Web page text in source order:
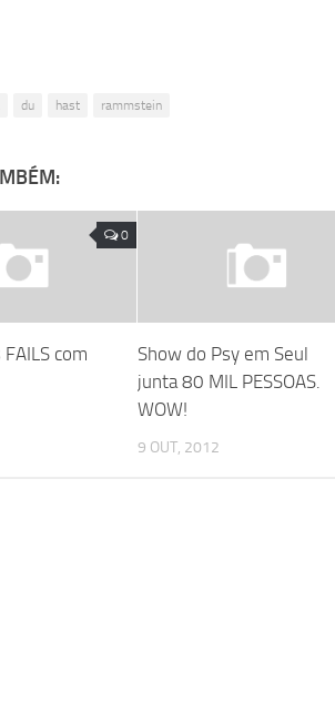
du hast rammstein
0
com
Show do Psy em Seul
junta 80 MIL PESSOAS.
WOW!
9 OUT, 2012